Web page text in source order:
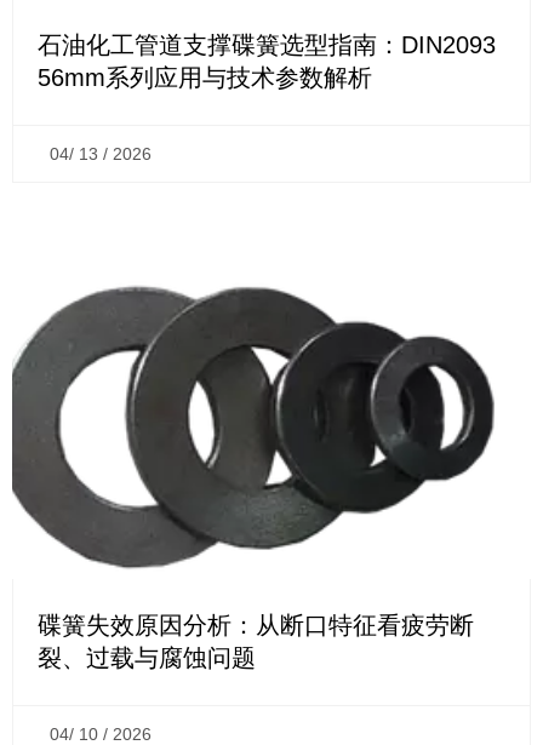
石油化工管道支撑碟簧选型指南：DIN2093
56mm系列应用与技术参数解析
04/ 13 / 2026
碟簧失效原因分析：从断口特征看疲劳断
裂、过载与腐蚀问题
04/ 10 / 2026